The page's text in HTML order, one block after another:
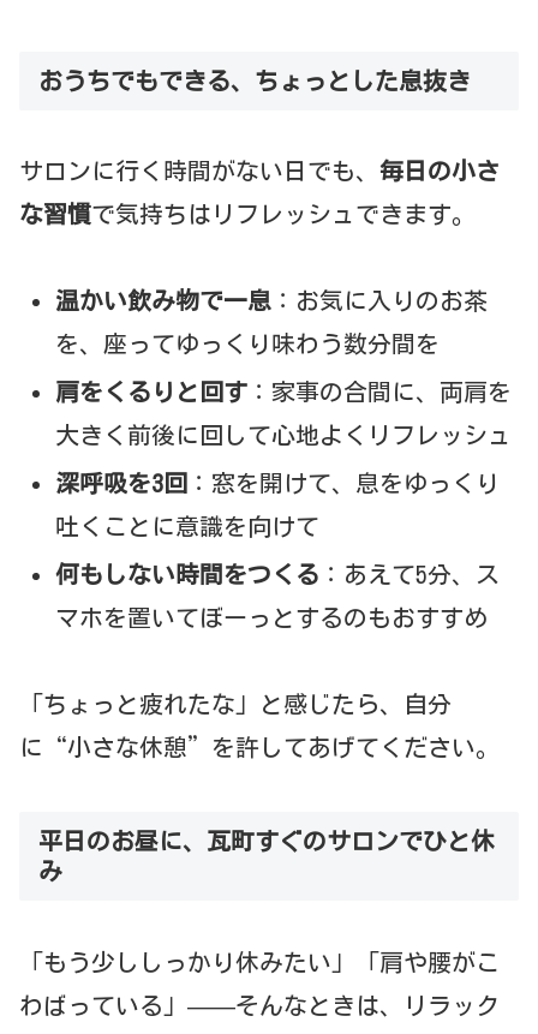
おうちでもできる、ちょっとした息抜き
サロンに行く時間がない日でも、 毎日の小さ
な習慣で気持ちはリフレッシュできます。
温かい飲み物で一息 ：お気に入りのお茶
を、座ってゆっくり味わう数分間を
肩をくるりと回す ：家事の合間に、両肩を
大きく前後に回して心地よくリフレッシュ
深呼吸を3回 ：窓を開けて、息をゆっくり
吐くことに意識を向けて
何もしない時間をつくる ：あえて5分、ス
マホを置いてぼーっとするのもおすすめ
「ちょっと疲れたな」と感じたら、自分
に“小さな休憩”を許してあげてください。
平日のお昼に、瓦町すぐのサロンでひと休
み
「もう少ししっかり休みたい」「肩や腰がこ
わばっている」——そんなときは、リラック